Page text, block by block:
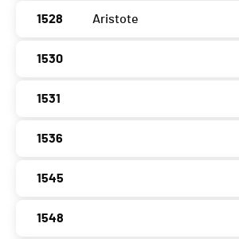
1528 Aristote
1530
1531
1536
1545
1548